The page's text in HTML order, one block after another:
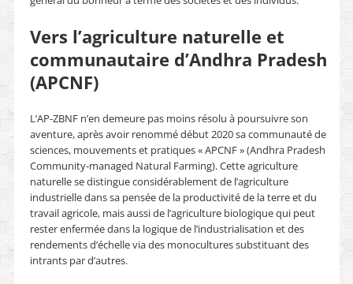
Vers l’agriculture naturelle et
communautaire d’Andhra Pradesh
(APCNF)
L’AP-ZBNF n’en demeure pas moins résolu à poursuivre son
aventure, après avoir renommé début 2020 sa communauté de
sciences, mouvements et pratiques « APCNF » (Andhra Pradesh
Community-managed Natural Farming). Cette agriculture
naturelle se distingue considérablement de l’agriculture
industrielle dans sa pensée de la productivité de la terre et du
travail agricole, mais aussi de l’agriculture biologique qui peut
rester enfermée dans la logique de l’industrialisation et des
rendements d’échelle via des monocultures substituant des
intrants par d’autres.